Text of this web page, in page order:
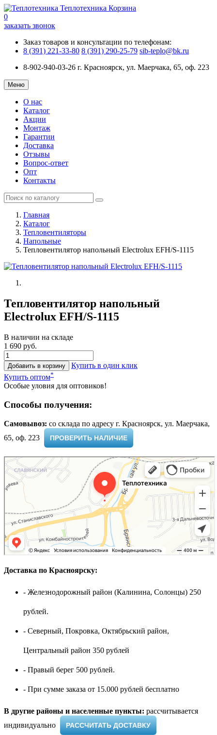
Теплотехника Корзина
0
заказать звонок
Заказ товаров и консультации по телефонам:
8 (391) 221-33-80 8 (391) 290-25-79 sib-teplo@bk.ru
8-902-940-03-26 г. Красноярск, ул. Маерчака, 65, оф. 223
Меню
О нас
Каталог
Акции
Монтаж
Гарантии
Доставка
Отзывы
Вопрос-ответ
Опт
Контакты
Главная
Каталог
Тепловентиляторы
Напольные
Тепловентилятор напольный Electrolux EFH/S-1115
Тепловентилятор напольный
Electrolux EFH/S-1115
В наличии на складе
1 690 руб.
Добавить в корзину
Купить в один клик
Купить оптом*
Особые уловия для оптовиков!
Способы получения:
Самовывоз: cо склада по адресу г. Красноярск, ул. Маерчака,
65, оф. 223 ​
ПРОВЕРИТЬ НАЛИЧИЕ
Доставка по Красноярску:
- Железнодорожный район (Калинина, Солонцы) 250
рублей.
- Северный, Покровка, Октябрьский район,
Центральный район 350 рублей
- Правый берег 500 рублей.
- При сумме заказа от 15.000 рублей бесплатно
В другие районы и населенные пункты: рассчитывается
индивидуально ​
РАССЧИТАТЬ ДОСТАВКУ